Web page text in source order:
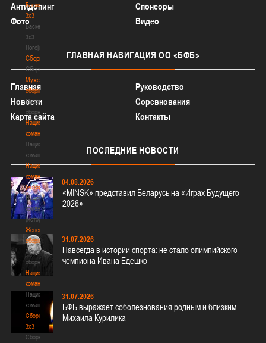
Баскетбол
3х3
Баскетбол
3х3
Лого[modid=121]
Сборные
Сборные
Мужские
сборные
Мужские
сборные
Национальная
команда
Национальная
команда
Национальная
команда
(история)
Национальная
команда
(история)
Женские
сборные
Женские
сборные
Национальная
команда
Национальная
команда
Сборные
3х3
Сборные
Антидопинг
Спонсоры
Фото
Видео
ГЛАВНАЯ НАВИГАЦИЯ ОО «БФБ»
Главная
Руководство
Новости
Соревнования
Карта сайта
Контакты
ПОСЛЕДНИЕ НОВОСТИ
04.08.2026
«MINSK» представил Беларусь на «Играх Будущего –
2026»
31.07.2026
Навсегда в истории спорта: не стало олимпийского
чемпиона Ивана Едешко
31.07.2026
БФБ выражает соболезнования родным и близким
Михаила Курилика